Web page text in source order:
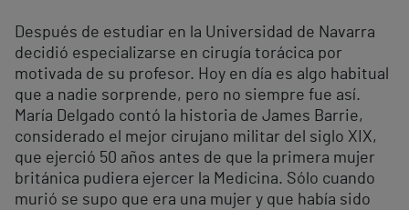
Después de estudiar en la Universidad de Navarra
decidió especializarse en cirugía torácica por
motivada de su profesor. Hoy en día es algo habitual
que a nadie sorprende, pero no siempre fue así.
María Delgado contó la historia de James Barrie,
considerado el mejor cirujano militar del siglo XIX,
que ejerció 50 años antes de que la primera mujer
británica pudiera ejercer la Medicina. Sólo cuando
murió se supo que era una mujer y que había sido